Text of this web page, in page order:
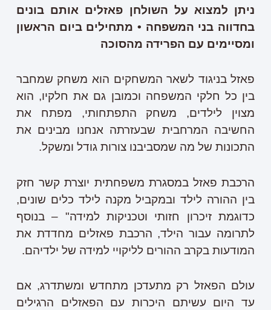
ניתן למצוא על השולחן פאזלים אותם בונים
בחדווה בני המשפחה • מתחילים ביום הראשון
ומסיימים עם הפרידה מהסוכה
פאזל בניגוד לשאר המשחקים הוא משחק שמחבר
בין כל חלקי המשפחה וכמובן גם את חלקיו, הוא
מצוין לילדים, משחק התפתחותי, מפתח את
החשיבה המרחבית שבעזרתה אנחנו מבינים את
התכונות של מה שמסביבנו צורות גודל ומשקל.
הרכבת פאזל במסגרת משפחתית יוצרת קשר חזק
בין ההורה לילד ובמקביל מקנה לילד כלים שונים,
כדוגמת זיכרון חזותי וטכניקות למידה" – בנוסף
לתרומה עבור הילד, הרכבת פאזלים מחדדת את
המודעות בקרב ההורים לליקויי למידה של ילדיהם.
עולם הפאזל רק מתעדכן מתחדש ומשתדרג, אם
עד היום עשיתם היכרות עם הפאזלים הרגילים